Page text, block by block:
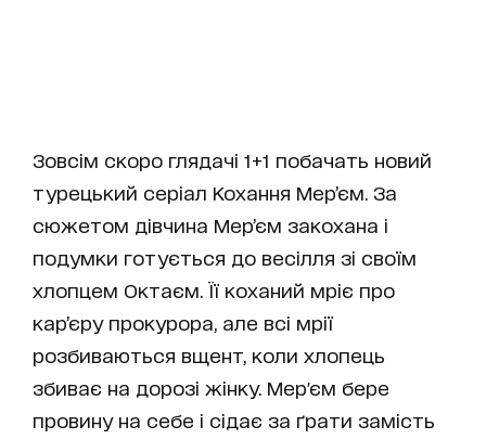
Зовсім скоро глядачі 1+1 побачать новий
турецький серіал Кохання Мер’єм . За
сюжетом дівчина Мер’єм закохана і
подумки готується до весілля зі своїм
хлопцем Октаєм. Її коханий мріє про
кар’єру прокурора, але всі мрії
розбиваються вщент, коли хлопець
збиває на дорозі жінку. Мер'єм бере
провину на себе і сідає за ґрати замість